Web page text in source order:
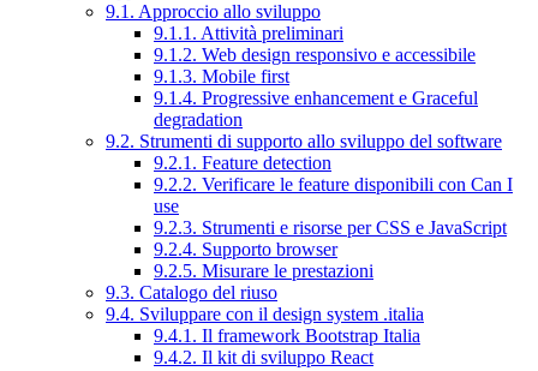
9.1. Approccio allo sviluppo
9.1.1. Attività preliminari
9.1.2. Web design responsivo e accessibile
9.1.3. Mobile first
9.1.4. Progressive enhancement e Graceful
degradation
9.2. Strumenti di supporto allo sviluppo del software
9.2.1. Feature detection
9.2.2. Verificare le feature disponibili con Can I
use
9.2.3. Strumenti e risorse per CSS e JavaScript
9.2.4. Supporto browser
9.2.5. Misurare le prestazioni
9.3. Catalogo del riuso
9.4. Sviluppare con il design system .italia
9.4.1. Il framework Bootstrap Italia
9.4.2. Il kit di sviluppo React